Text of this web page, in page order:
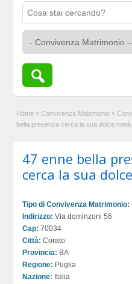
Home » Convivenza Matrimonio »
bella presenza cerca la sua dolce metà
47 enne bella
cerca la sua
Tipo di Convivenza Matrimonio:
Indirizzo: Via dominzoni 56
Cap: 70034
Città: Corato
Provincia: BA
Regione: Puglia
Nazione: Italia